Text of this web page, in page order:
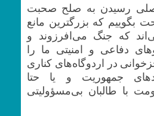
رسیدن به صلح صحبت
بگوییم که بزرگترین مانع
که جنگ می‌افرزوند و
دفاعی و امنیتی ما را
در اردوگاه‌های کناری
جمهوریت و یا حتا
با طالبان بی‌مسؤولیتی